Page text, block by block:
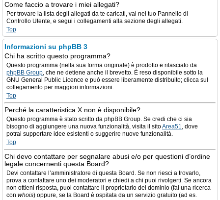
Come faccio a trovare i miei allegati?
Per trovare la lista degli allegati da te caricati, vai nel tuo Pannello di
Controllo Utente, e segui i collegamenti alla sezione degli allegati.
Top
Informazioni su phpBB 3
Chi ha scritto questo programma?
Questo programma (nella sua forma originale) è prodotto e rilasciato da
phpBB Group, che ne detiene anche il brevetto. È reso disponibile sotto la
GNU General Public Licence e può essere liberamente distribuito; clicca sul
collegamento per maggiori informazioni.
Top
Perché la caratteristica X non è disponibile?
Questo programma è stato scritto da phpBB Group. Se credi che ci sia
bisogno di aggiungere una nuova funzionalità, visita il sitoArea51, dove
potrai supportare idee esistenti o suggerire nuove funzionalità.
Top
Chi devo contattare per segnalare abusi e/o per questioni d’ordine
legale concernenti questa Board?
Devi contattare l’amministratore di questa Board. Se non riesci a trovarlo,
prova a contattare uno dei moderatori e chiedi a chi puoi rivolgerti. Se ancora
non ottieni risposta, puoi contattare il proprietario del dominio (fai una ricerca
con whois) oppure, se la Board è ospitata da un servizio gratuito (ad es.